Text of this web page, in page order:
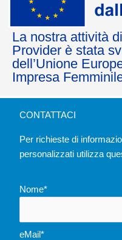
La nostra attività
Provider è stata
dell’Unione
Impresa
CONTATTACI
Per richieste di
personalizzati utilizza
Nome*
eMail*